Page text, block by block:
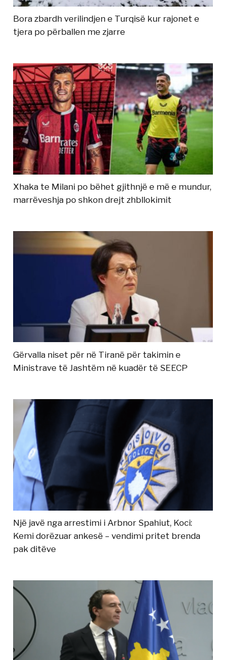
Bora zbardh verilindjen e Turqisë kur rajonet e
tjera po përballen me zjarre
Xhaka te Milani po bëhet gjithnjë e më e mundur,
marrëveshja po shkon drejt zhbllokimit
Gërvalla niset për në Tiranë për takimin e
Ministrave të Jashtëm në kuadër të SEECP
Një javë nga arrestimi i Arbnor Spahiut, Koci:
Kemi dorëzuar ankesë – vendimi pritet brenda
pak ditëve